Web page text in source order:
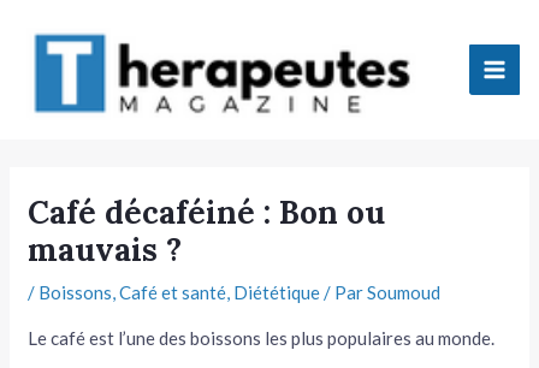
Café décaféiné : Bon ou
mauvais ?
/ Boissons,Café et santé, Diététique/ ParSoumoud
Le café est l’une des boissons les plus populaires au monde.